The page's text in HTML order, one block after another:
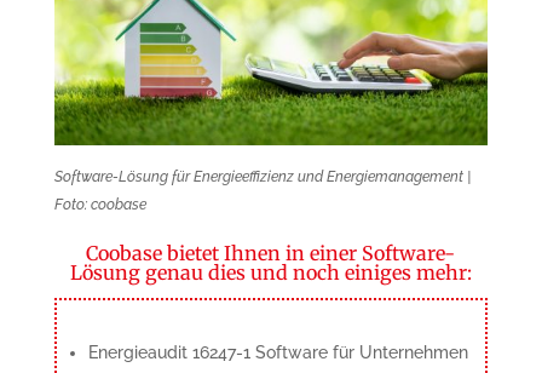
Software-Lösung für Energieeffizienz und Energiemanagement |
Foto: coobase
Coobase bietet Ihnen in einer Software-
Lösung genau dies und noch einiges mehr:
Energieaudit 16247-1 Software für Un­ter­neh­men